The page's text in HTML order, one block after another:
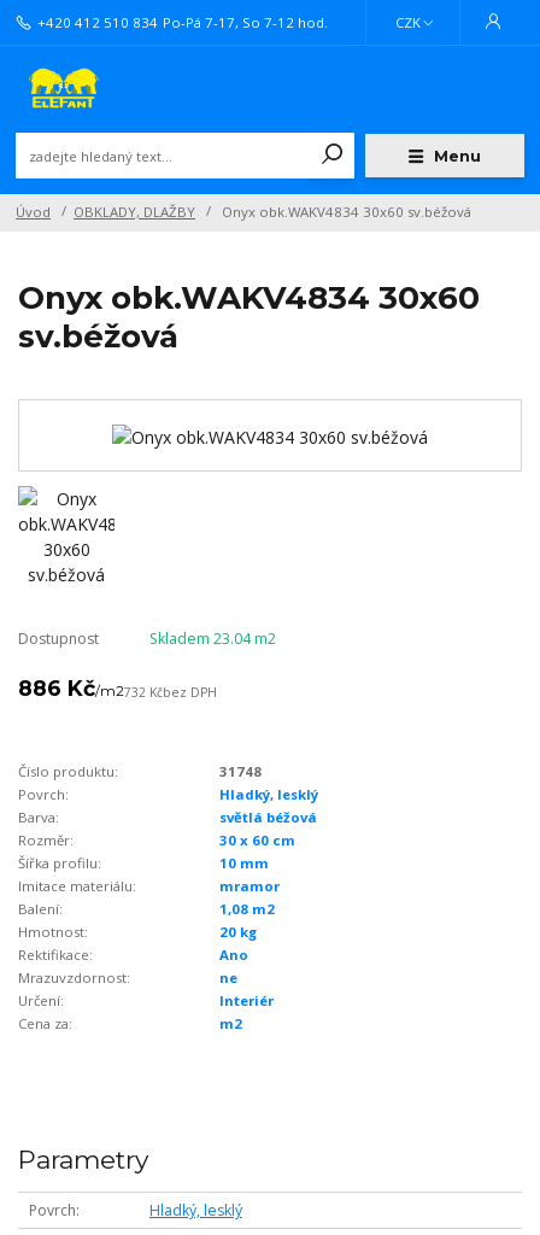
Menu
CZK
+420 412 510 834 Po-Pá 7-17, So 7-12 hod.
Úvod OBKLADY, DLAŽBY Onyx obk.WAKV4834 30x60 sv.béžová
Onyx obk.WAKV4834 30x60
sv.béžová
Dostupnost Skladem 23.04 m2
886 Kč/m2732 Kčbez DPH
Číslo produktu:
31748
Povrch:
Hladký, lesklý
Barva:
světlá béžová
Rozměr:
30 x 60 cm
Šířka profilu:
10 mm
Imitace materiálu:
mramor
Balení:
1,08 m2
Hmotnost:
20 kg
Rektifikace:
Ano
Mrazuvzdornost:
ne
Určení:
Interiér
Cena za:
m2
Parametry
Povrch
Hladký, lesklý